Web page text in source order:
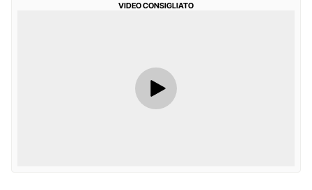
VIDEO CONSIGLIATO